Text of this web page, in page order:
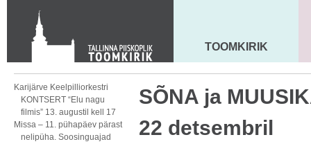
KONTAKT
Toom-Kooli 6, 10130 TALLINN
tallinna.toom@eelk.ee
MAARJA KIRIK
TOOMKIRIK
Karijärve Keelpilliorkestri
KONTSERT “Elu nagu
filmis” 13. augustil kell 17
Missa – 11. pühapäev pärast
nelipüha. Soosinguajad
SÕNA ja
22 detsembril